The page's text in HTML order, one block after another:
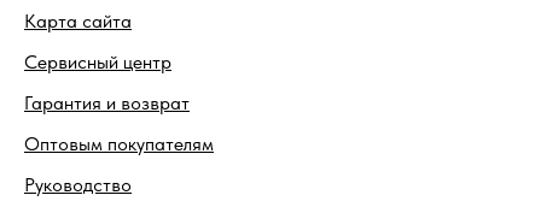
Карта сайта
Сервисный центр
Гарантия и возврат
Оптовым покупателям
Руководство